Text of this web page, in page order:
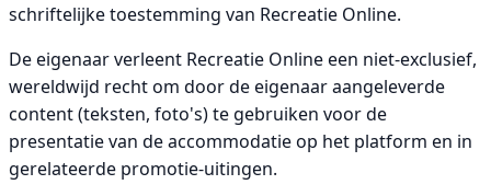
schriftelijke toestemming van Recreatie Online.
De eigenaar verleent Recreatie Online een niet-exclusief,
wereldwijd recht om door de eigenaar aangeleverde
content (teksten, foto's) te gebruiken voor de
presentatie van de accommodatie op het platform en in
gerelateerde promotie-uitingen.